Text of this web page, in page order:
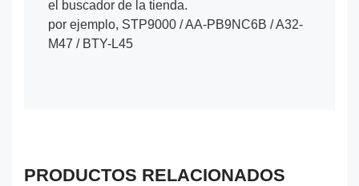
el buscador de la tienda.
por ejemplo, STP9000 / AA-PB9NC6B / A32-
M47 / BTY-L45
PRODUCTOS RELACIONADOS